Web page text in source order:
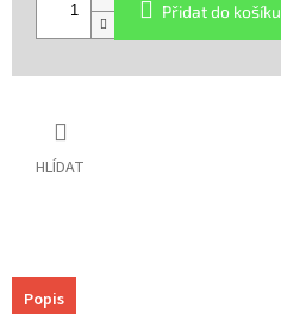
HLÍDAT
Přidat do košíku
Popis